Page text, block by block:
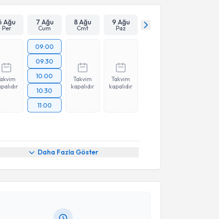
Ağu
Per
7 Ağu
Cum
8 Ağu
Cmt
9 Ağu
Paz
09:00
09:30
10:00
10:30
11:00
Takvim
kapalıdır
Takvim
kapalıdır
Daha Fazla Göster
Talebi
Köseahmetoğluiçin randevu takvimi talebi
bu uzmandan randevu almanız için bir takvim